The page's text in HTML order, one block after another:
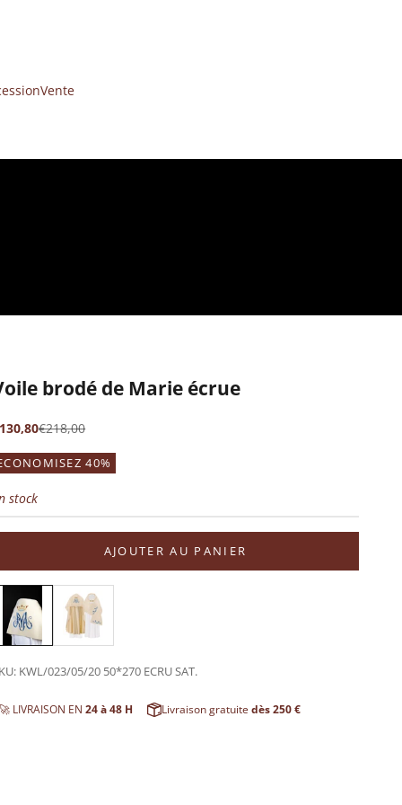
Vente
brodé de Marie écrue
de vente
Prix normal
€218,00
40%
stock
AJOUTER AU PANIER
KWL/023/05/20 50*270 ECRU SAT.
🚀 LIVRAISON EN24 à 48 H Livraison gratuitedès 250 €